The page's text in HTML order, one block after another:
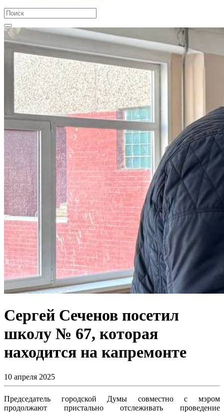
Сергей Сеченов посетил
школу № 67, которая
находится на капремонте
10 апреля 2025
Председатель городской Думы совместно с мэром
продолжают пристально отслеживать проведение